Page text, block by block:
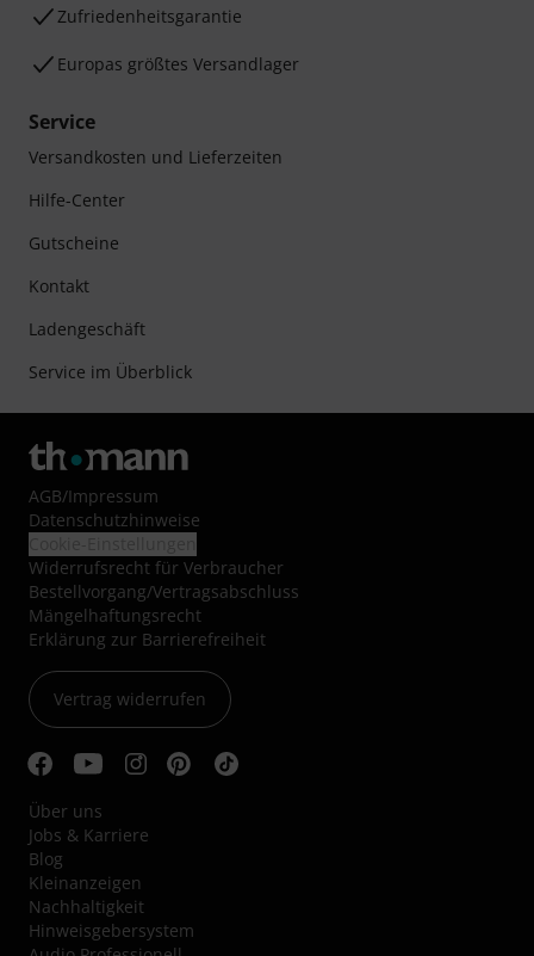
Zufriedenheitsgarantie
Europas größtes Versandlager
Service
Versandkosten und Lieferzeiten
Hilfe-Center
Gutscheine
Kontakt
Ladengeschäft
Service im Überblick
AGB/Impressum
Datenschutzhinweise
Widerrufsrecht für Verbraucher
Bestellvorgang/Vertragsabschluss
Mängelhaftungsrecht
Erklärung zur Barrierefreiheit
Vertrag widerrufen
Über uns
Jobs & Karriere
Blog
Kleinanzeigen
Nachhaltigkeit
Hinweisgebersystem